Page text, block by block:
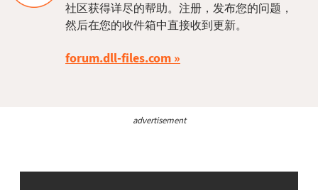
社区获得详尽的帮助。注册，发布您的问题，
然后在您的收件箱中直接收到更新。
forum.dll-files.com
advertisement